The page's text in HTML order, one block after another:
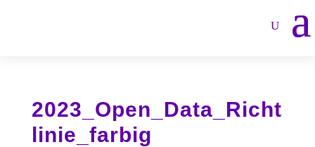
2023_Open_Data_Richt
linie_farbig